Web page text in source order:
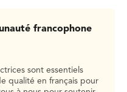
francophone
sont essentiels
qualité en français pour